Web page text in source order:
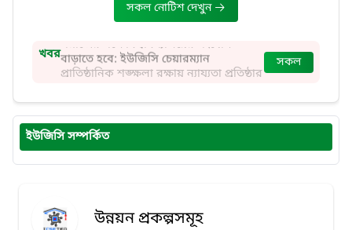
সকল নোটিশ দেখুন
খবর
বাড়াতে হবে: ইউজিসি চেয়ারম্যান
প্রাতিষ্ঠানিক শৃঙ্ক্ষলা রক্ষায় ন্যায্যতা প্রতিষ্ঠার
প্রতিশ্রুতি ইউজিসি চেয়ারম্যানের
সকল
ইউজিসি সম্পর্কিত
উন্নয়ন প্রকল্পসমূহ